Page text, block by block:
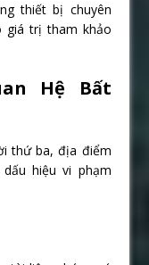
thiết bị chuyên
giá trị tham khảo
Hệ Bất
thứ ba, địa điểm
hiệu vi phạm